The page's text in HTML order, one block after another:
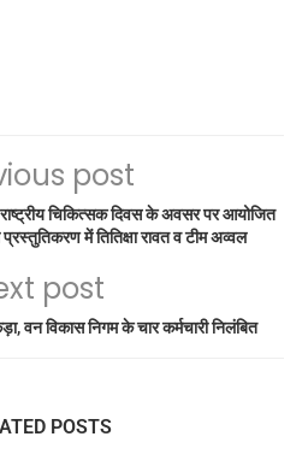
post
चिकित्सक दिवस के अवसर पर आयोजित
में तितिक्षा रावत व टीम अव्वल
post
वन विकास निगम के चार कर्मचारी निलंबित
POSTS